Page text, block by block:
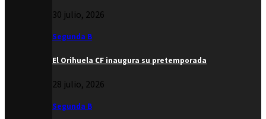
30 julio, 2026
Segunda B
El Orihuela CF inaugura su pretemporada
28 julio, 2026
Segunda B